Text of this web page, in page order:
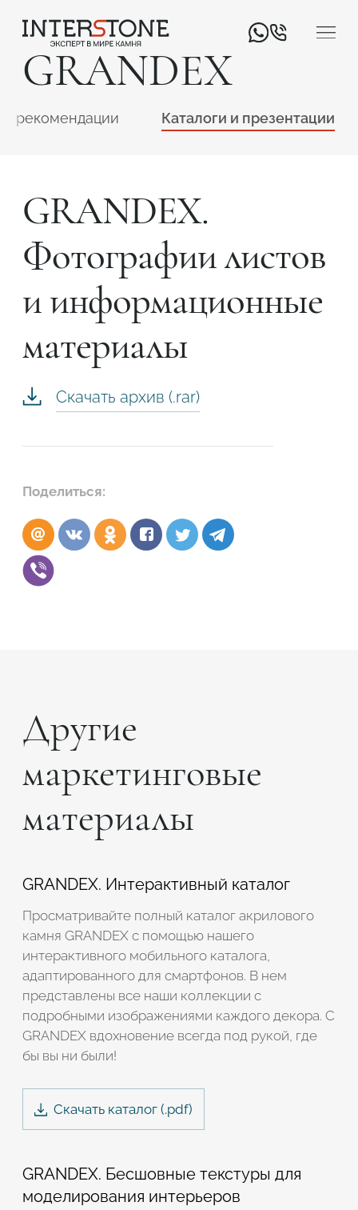
GRANDEX
рекомендации Каталоги и презентации
GRANDEX.
Фотографии листов
и информационные
материалы
Скачать архив (.rar)
Поделиться:
Другие
маркетинговые
материалы
GRANDEX. Интерактивный каталог
Просматривайте полный каталог акрилового
камня GRANDEX с помощью нашего
интерактивного мобильного каталога,
адаптированного для смартфонов. В нем
представлены все наши коллекции с
подробными изображениями каждого декора. С
GRANDEX вдохновение всегда под рукой, где
бы вы ни были!
Скачать каталог (.pdf)
GRANDEX. Бесшовные текстуры для
моделирования интерьеров
Ваша сфера деятельности
Обработчик
Подтвердите, что вы не робот
Подтвердите, что вы не робот
ОТПРАВИТЬ